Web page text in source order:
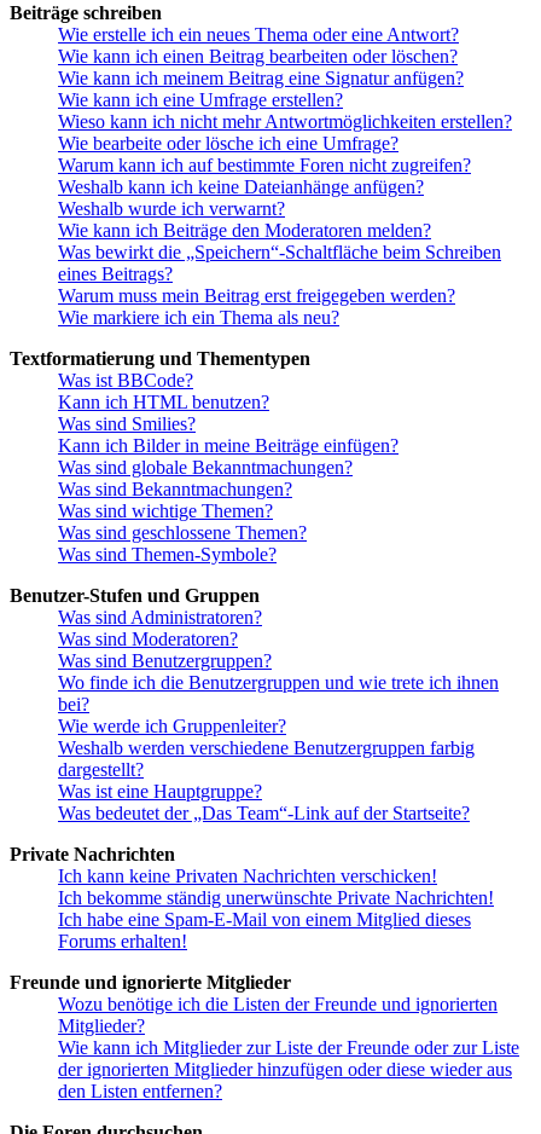
Beiträge schreiben
Wie erstelle ich ein neues Thema oder eine Antwort?
Wie kann ich einen Beitrag bearbeiten oder löschen?
Wie kann ich meinem Beitrag eine Signatur anfügen?
Wie kann ich eine Umfrage erstellen?
Wieso kann ich nicht mehr Antwortmöglichkeiten erstellen?
Wie bearbeite oder lösche ich eine Umfrage?
Warum kann ich auf bestimmte Foren nicht zugreifen?
Weshalb kann ich keine Dateianhänge anfügen?
Weshalb wurde ich verwarnt?
Wie kann ich Beiträge den Moderatoren melden?
Was bewirkt die „Speichern“-Schaltfläche beim Schreiben
eines Beitrags?
Warum muss mein Beitrag erst freigegeben werden?
Wie markiere ich ein Thema als neu?
Textformatierung und Thementypen
Was ist BBCode?
Kann ich HTML benutzen?
Was sind Smilies?
Kann ich Bilder in meine Beiträge einfügen?
Was sind globale Bekanntmachungen?
Was sind Bekanntmachungen?
Was sind wichtige Themen?
Was sind geschlossene Themen?
Was sind Themen-Symbole?
Benutzer-Stufen und Gruppen
Was sind Administratoren?
Was sind Moderatoren?
Was sind Benutzergruppen?
Wo finde ich die Benutzergruppen und wie trete ich ihnen
bei?
Wie werde ich Gruppenleiter?
Weshalb werden verschiedene Benutzergruppen farbig
dargestellt?
Was ist eine Hauptgruppe?
Was bedeutet der „Das Team“-Link auf der Startseite?
Private Nachrichten
Ich kann keine Privaten Nachrichten verschicken!
Ich bekomme ständig unerwünschte Private Nachrichten!
Ich habe eine Spam-E-Mail von einem Mitglied dieses
Forums erhalten!
Freunde und ignorierte Mitglieder
Wozu benötige ich die Listen der Freunde und ignorierten
Mitglieder?
Wie kann ich Mitglieder zur Liste der Freunde oder zur Liste
der ignorierten Mitglieder hinzufügen oder diese wieder aus
den Listen entfernen?